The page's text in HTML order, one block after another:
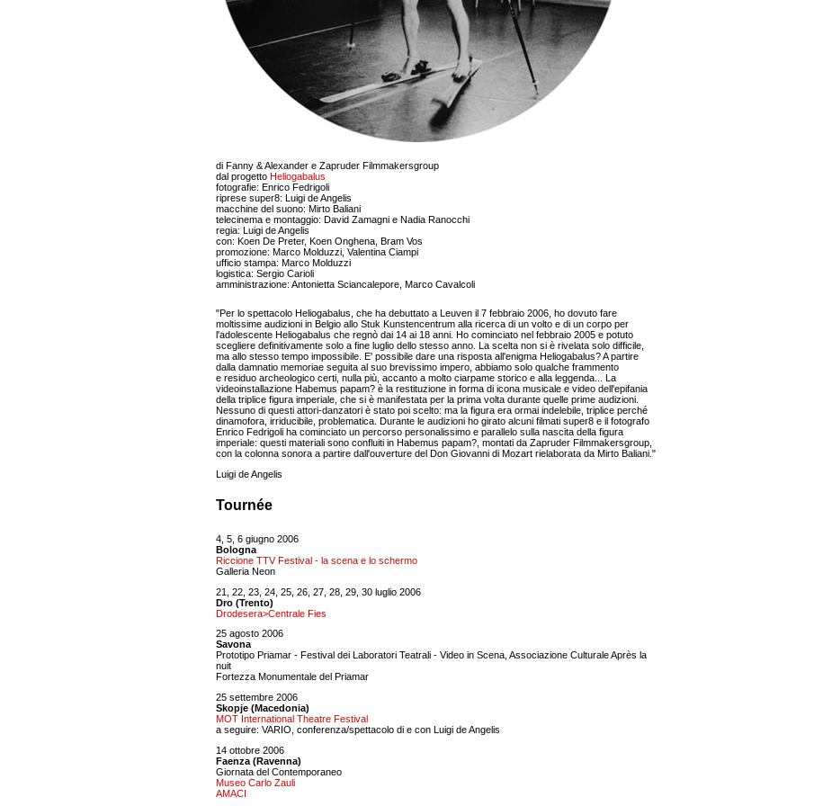
di Fanny & Alexander e Zapruder Filmmakersgroup
dal progetto Heliogabalus
fotografie: Enrico Fedrigoli
riprese super8: Luigi de Angelis
macchine del suono: Mirto Baliani
telecinema e montaggio: David Zamagni e Nadia Ranocchi
regia: Luigi de Angelis
con: Koen De Preter, Koen Onghena, Bram Vos
promozione: Marco Molduzzi, Valentina Ciampi
ufficio stampa: Marco Molduzzi
logistica: Sergio Carioli
amministrazione: Antonietta Sciancalepore, Marco Cavalcoli
"Per lo spettacolo Heliogabalus, che ha debuttato a Leuven il 7 febbraio 2006, ho dovuto fare
moltissime audizioni in Belgio allo Stuk Kunstencentrum alla ricerca di un volto e di un corpo per
l'adolescente Heliogabalus che regnò dai 14 ai 18 anni. Ho cominciato nel febbraio 2005 e potuto
scegliere definitivamente solo a fine luglio dello stesso anno. La scelta non si è rivelata solo difficile,
ma allo stesso tempo impossibile. E' possibile dare una risposta all'enigma Heliogabalus? A partire
dalla damnatio memoriae seguita al suo brevissimo impero, abbiamo solo qualche frammento
e residuo archeologico certi, nulla più, accanto a molto ciarpame storico e alla leggenda... La
videoinstallazione Habemus papam? è la restituzione in forma di icona musicale e video dell'epifania
della triplice figura imperiale, che si è manifestata per la prima volta durante quelle prime audizioni.
Nessuno di questi attori-danzatori è stato poi scelto: ma la figura era ormai indelebile, triplice perché
dinamofora, irriducibile, problematica. Durante le audizioni ho girato alcuni filmati super8 e il fotografo
Enrico Fedrigoli ha cominciato un percorso personalissimo e parallelo sulla nascita della figura
imperiale: questi materiali sono confluiti in Habemus papam?, montati da Zapruder Filmmakersgroup,
con la colonna sonora a partire dall'ouverture del Don Giovanni di Mozart rielaborata da Mirto Baliani."
Luigi de Angelis
Tournée
4, 5, 6 giugno 2006
Bologna
Riccione TTV Festival - la scena e lo schermo
Galleria Neon
21, 22, 23, 24, 25, 26, 27, 28, 29, 30 luglio 2006
Dro (Trento)
Drodesera>Centrale Fies
25 agosto 2006
Savona
Prototipo Priamar - Festival dei Laboratori Teatrali - Video in Scena, Associazione Culturale Après la
nuit
Fortezza Monumentale del Priamar
25 settembre 2006
Skopje (Macedonia)
MOT International Theatre Festival
a seguire: VARIO, conferenza/spettacolo di e con Luigi de Angelis
14 ottobre 2006
Faenza (Ravenna)
Giornata del Contemporaneo
Museo Carlo Zauli
AMACI